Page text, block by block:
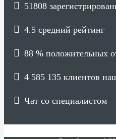
51808
4.5 средний рейтинг
88 % положительных
4 585 135 клиентов
Чат со специалистом